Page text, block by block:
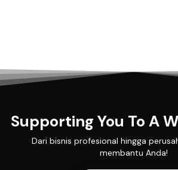
Supporting You To A
Dari bisnis profesional hingga
membantu Anda!